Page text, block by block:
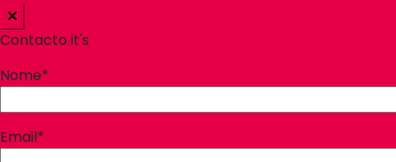
Contacto it's
Nome*
Email*